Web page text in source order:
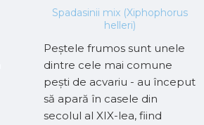
Spadasinii mix (Xiphophorus
helleri)
Peștele frumos sunt unele
dintre cele mai comune
pești de acvariu - au început
să apară în casele din
secolul al XIX-lea, fiind